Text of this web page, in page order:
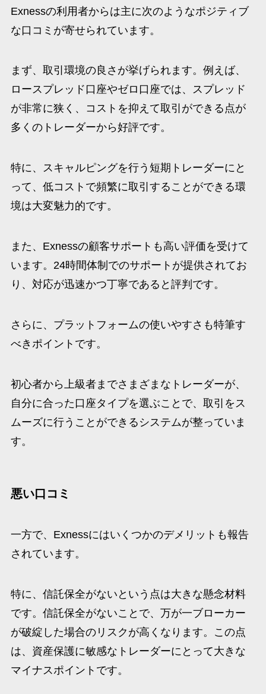
Exnessの利用者からは主に次のようなポジティブ
な口コミが寄せられています。
まず、取引環境の良さが挙げられます。例えば、
ロースプレッド口座やゼロ口座では、スプレッド
が非常に狭く、コストを抑えて取引ができる点が
多くのトレーダーから好評です。
特に、スキャルピングを行う短期トレーダーにと
って、低コストで頻繁に取引することができる環
境は大変魅力的です。
また、Exnessの顧客サポートも高い評価を受けて
います。24時間体制でのサポートが提供されてお
り、対応が迅速かつ丁寧であると評判です。
さらに、プラットフォームの使いやすさも特筆す
べきポイントです。
初心者から上級者までさまざまなトレーダーが、
自分に合った口座タイプを選ぶことで、取引をス
ムーズに行うことができるシステムが整っていま
す。
悪い口コミ
一方で、Exnessにはいくつかのデメリットも報告
されています。
特に、信託保全がないという点は大きな懸念材料
です。信託保全がないことで、万が一ブローカー
が破綻した場合のリスクが高くなります。この点
は、資産保護に敏感なトレーダーにとって大きな
マイナスポイントです。